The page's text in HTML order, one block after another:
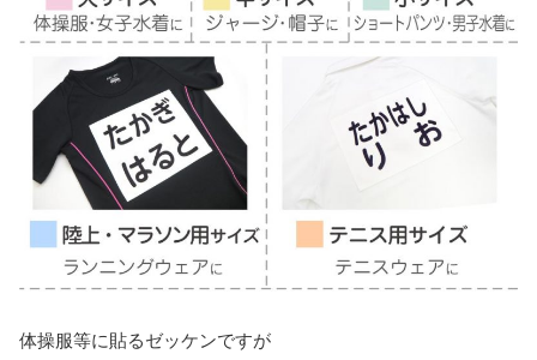
体操服等に貼るゼッケンですが